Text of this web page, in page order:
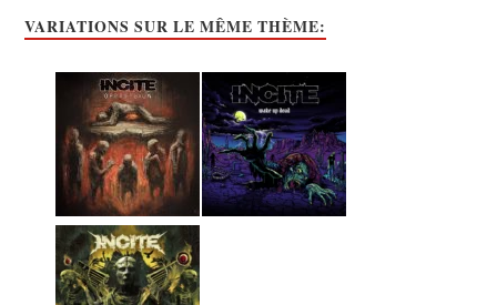
VARIATIONS SUR LE MÊME THÈME: